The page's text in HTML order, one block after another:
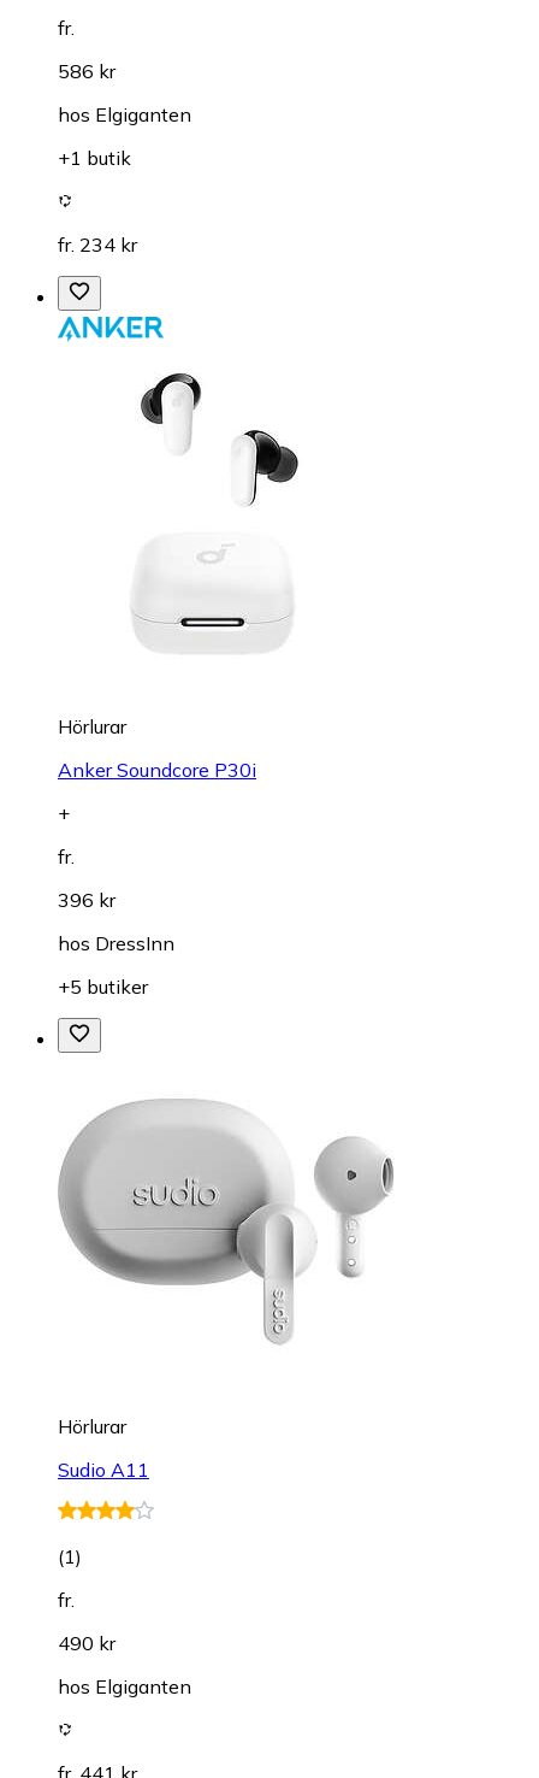
fr.
586 kr
hos Elgiganten
+1 butik
fr. 234 kr
Hörlurar
Anker Soundcore P30i
+
fr.
396 kr
hos DressInn
+5 butiker
Hörlurar
Sudio A11
(1)
fr.
490 kr
hos Elgiganten